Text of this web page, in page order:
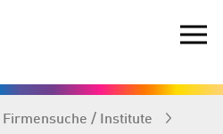
Firmen­suche / Institute